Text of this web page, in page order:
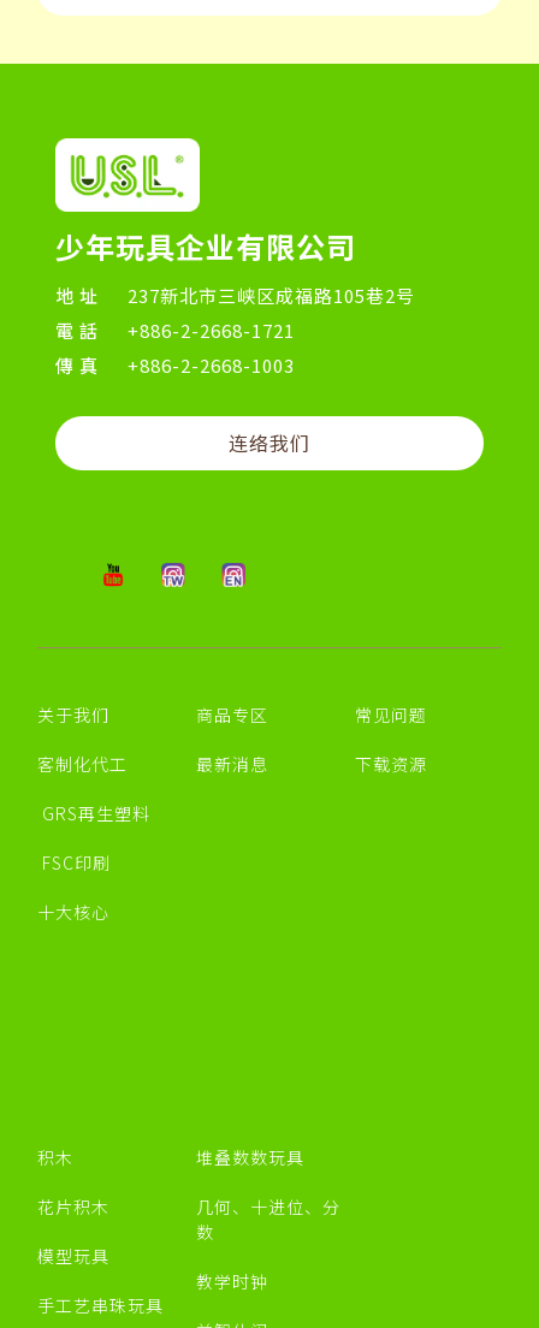
少年玩具企业有限公司
地址
237新北市三峡区成福路105巷2号
電話
+886-2-2668-1721
傳真
+886-2-2668-1003
连络我们
关于我们
客制化代工
GRS再生塑料
FSC印刷
十大核心
商品专区
最新消息
常见问题
下载资源
积木
花片积木
模型玩具
手工艺串珠玩具
堆叠数数玩具
几何、十进位、分
数
教学时钟